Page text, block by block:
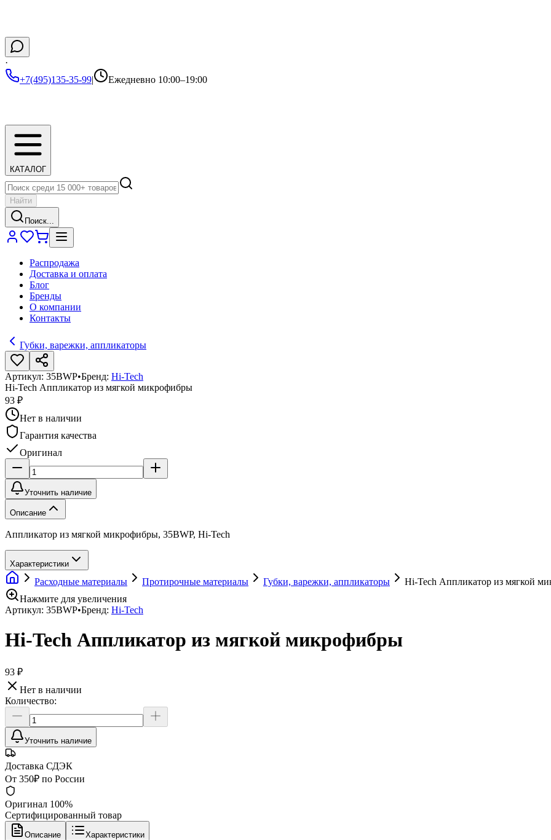
·
+7(495)135-35-99| Ежедневно 10:00–19:00
КАТАЛОГ
Найти
Поиск...
Распродажа
Доставка и оплата
Блог
Бренды
О компании
Контакты
Губки, варежки, аппликаторы
Артикул: 35BWP•Бренд: Hi-Tech
Hi-Tech Аппликатор из мягкой микрофибры
93 ₽
Нет в наличии
Гарантия качества
Оригинал
Уточнить наличие
Описание
Аппликатор из мягкой микрофибры, 35BWP, Hi-Tech
Характеристики
Расходные материалы Протирочные материалы Губки, варежки, аппликаторы
Hi-Tech Аппликатор из мягкой
Нажмите для увеличения
Артикул: 35BWP•Бренд: Hi-Tech
Hi-Tech Аппликатор из мягкой микрофибры
93 ₽
Нет в наличии
Количество:
Уточнить наличие
Доставка СДЭК
От 350₽ по России
Оригинал 100%
Сертифицированный товар
Описание Характеристики